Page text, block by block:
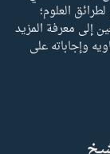
العلوم؛
إلى معرفة المزيد
وإجاباته على